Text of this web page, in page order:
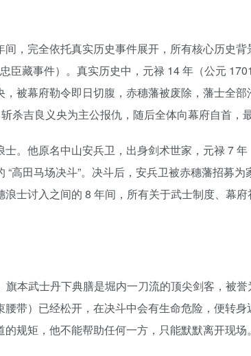
，完全依托真实历史事件展开，所有核心历史
藏事件）。真实历史中，元禄 14 年（公元
被幕府勒令即日切腹，赤穗藩被废除，藩士全
杀吉良义央为主公报仇，随后全体向幕府自首，
。他原名中山安兵卫，出身剑术世家，元禄 7
高田马场决斗”。决斗后，安兵卫被赤穗藩招募
士讨入之间的 8 年间，所有关于武士制度、幕
本武士丹下典膳是堀内一刀流的顶尖剑客，被誉
带）已经松开，在决斗中会有生命危险，便转
规矩，他不能帮助任何一方，只能默默离开现场。